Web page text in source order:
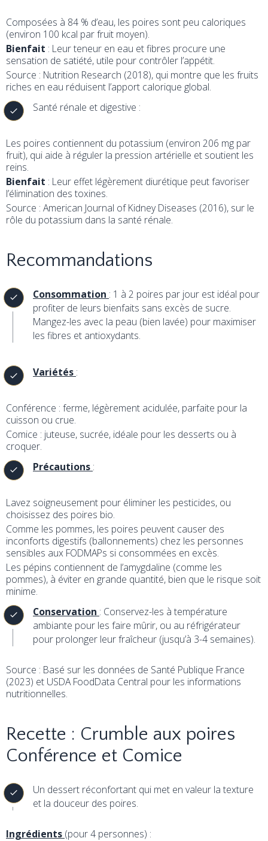
Composées à 84 % d’eau, les poires sont peu caloriques
(environ 100 kcal par fruit moyen).
Bienfait : Leur teneur en eau et fibres procure une
sensation de satiété, utile pour contrôler l’appétit.
Source : Nutrition Research (2018), qui montre que les fruits
riches en eau réduisent l’apport calorique global.
Santé rénale et digestive :
Les poires contiennent du potassium (environ 206 mg par
fruit), qui aide à réguler la pression artérielle et soutient les
reins.
Bienfait : Leur effet légèrement diurétique peut favoriser
l’élimination des toxines.
Source : American Journal of Kidney Diseases (2016), sur le
rôle du potassium dans la santé rénale.
Recommandations
Consommation : 1 à 2 poires par jour est idéal pour
profiter de leurs bienfaits sans excès de sucre.
Mangez-les avec la peau (bien lavée) pour maximiser
les fibres et antioxydants.
Variétés :
Conférence : ferme, légèrement acidulée, parfaite pour la
cuisson ou crue.
Comice : juteuse, sucrée, idéale pour les desserts ou à
croquer.
Précautions :
Lavez soigneusement pour éliminer les pesticides, ou
choisissez des poires bio.
Comme les pommes, les poires peuvent causer des
inconforts digestifs (ballonnements) chez les personnes
sensibles aux FODMAPs si consommées en excès.
Les pépins contiennent de l’amygdaline (comme les
pommes), à éviter en grande quantité, bien que le risque soit
minime.
Conservation : Conservez-les à température
ambiante pour les faire mûrir, ou au réfrigérateur
pour prolonger leur fraîcheur (jusqu’à 3-4 semaines).
Source : Basé sur les données de Santé Publique France
(2023) et USDA FoodData Central pour les informations
nutritionnelles.
Recette : Crumble aux poires
Conférence et Comice
Un dessert réconfortant qui met en valeur la texture
et la douceur des poires.
Ingrédients (pour 4 personnes) :